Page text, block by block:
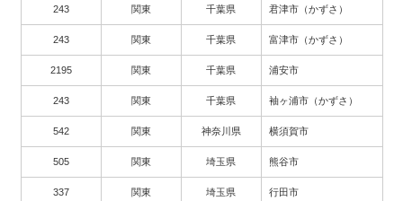
243 関東 千葉県 君津市（かずさ）
243 関東 千葉県 富津市（かずさ）
2195 関東 千葉県 浦安市
243 関東 千葉県 袖ヶ浦市（かずさ）
542 関東 神奈川県 横須賀市
505 関東 埼玉県 熊谷市
337 関東 埼玉県 行田市